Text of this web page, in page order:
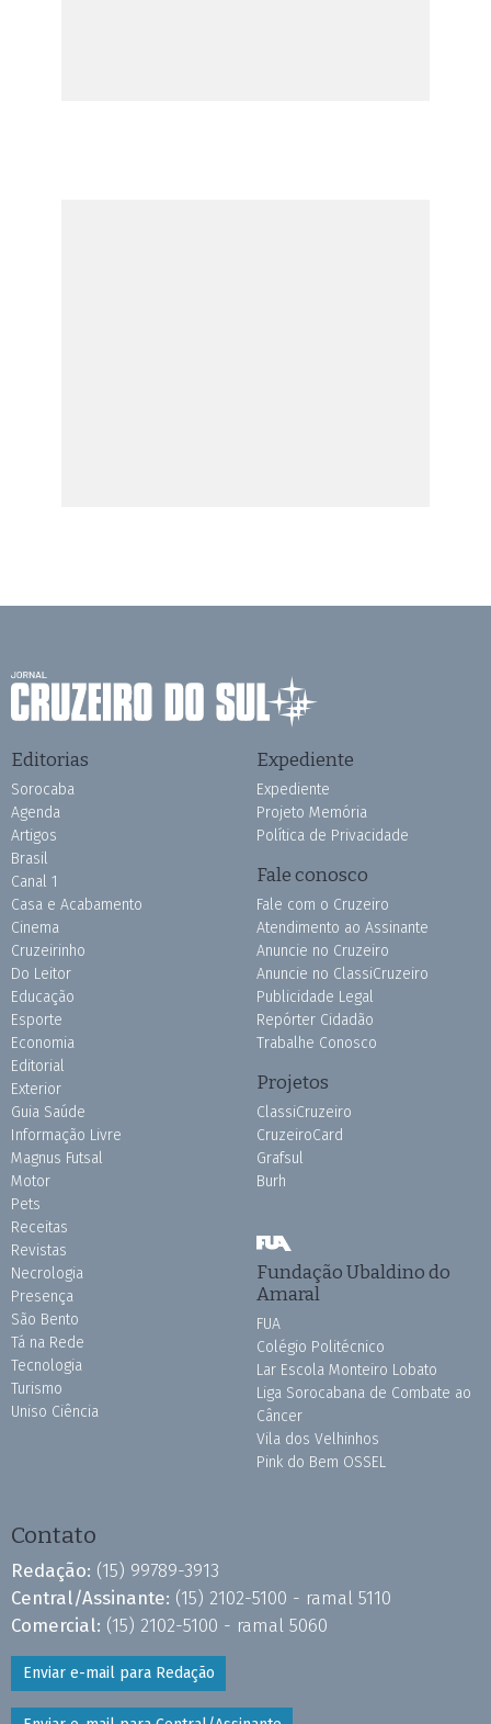
Editorias
Sorocaba
Agenda
Artigos
Brasil
Canal 1
Casa e Acabamento
Cinema
Cruzeirinho
Do Leitor
Educação
Esporte
Economia
Editorial
Exterior
Guia Saúde
Informação Livre
Magnus Futsal
Motor
Pets
Receitas
Revistas
Necrologia
Presença
São Bento
Tá na Rede
Tecnologia
Turismo
Uniso Ciência
Expediente
Expediente
Projeto Memória
Política de Privacidade
Fale conosco
Fale com o Cruzeiro
Atendimento ao Assinante
Anuncie no Cruzeiro
Anuncie no ClassiCruzeiro
Publicidade Legal
Repórter Cidadão
Trabalhe Conosco
Projetos
ClassiCruzeiro
CruzeiroCard
Grafsul
Burh
Fundação Ubaldino do
Amaral
FUA
Colégio Politécnico
Lar Escola Monteiro Lobato
Liga Sorocabana de Combate ao
Câncer
Vila dos Velhinhos
Pink do Bem OSSEL
Contato
Redação: (15) 99789-3913
Central/Assinante: (15) 2102-5100 - ramal 5110
Comercial: (15) 2102-5100 - ramal 5060
Enviar e-mail para Redação